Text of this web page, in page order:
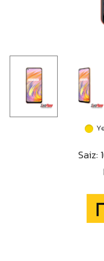
Saiz: